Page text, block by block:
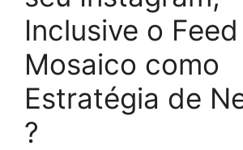
Inclusive o Feed
Mosaico como
Estratégia de
?